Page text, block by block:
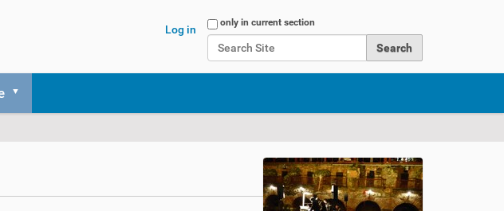
Search Site
only in current section
Log in